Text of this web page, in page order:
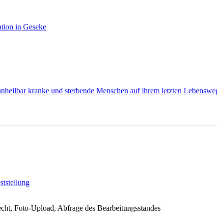
in Geseke
kranke und sterbende Menschen auf ihrem letzten
Foto-Upload, Abfrage des Bearbeitungsstandes